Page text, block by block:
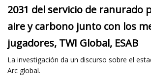
2031 del servicio de ranurado
aire y carbono junto con los
jugadores, TWI Global, ESAB
La investigación da un discurso sobre el
Arc global.